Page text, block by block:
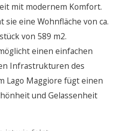
mit modernem Komfort.
sie eine Wohnfläche von ca.
von 589 m2.
einen einfachen
Infrastrukturen des
Lago Maggiore fügt einen
und Gelassenheit